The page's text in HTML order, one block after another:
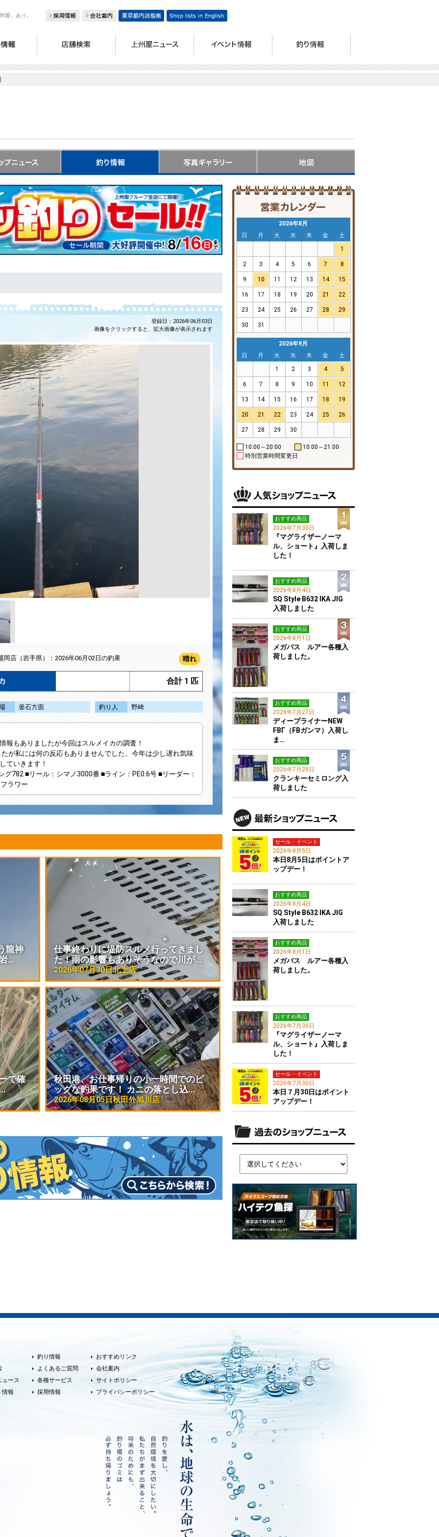
屋」あり。
登録日：2026年06月03日
画像をクリックすると、拡大画像が表示されます
岡店（岩手県）：2026年06月02日の釣果 晴れ
合計 1 匹
釜石方面 釣り人 野崎
報もありましたが今回はスルメイカの調査！
が私には何の反応もありませんでした。今年は少し遅れ気味
ていきます！
グ782 ■リール ：シマノ3000番 ■ライン ：PE0.6号■リーダー ：
ラワー
龍神
…
仕事終わりに堤防スルメ行ってきまし
た！雨の影響もありそうなので川が…
2026年07月30日北上店
で確
秋田港、お仕事帰りの小一時間でのビ
ッグな釣果です！ カニの落とし込…
2026年08月05日秋田外旭川店
2026年8月
日
月 火 水 木 金
土
1
2 3 4 5 6 7 8
9 10 11 12 13 14 15
16 17 18 19 20 21 22
23 24 25 26 27 28 29
30 31
2026年9月
日
月 火 水 木 金
土
1
2 3 4 5
6 7 8 9 10 11 12
13 14 15 16 17 18 19
20 21 22 23 24 25 26
27 28 29 30
10:00～20:00
10:00～21:00
特別営業時間変更日
おすすめ商品
2026年7月30日
『マグライザーノーマ
ル、ショート』入荷しま
した！
おすすめ商品
2026年8月4日
SQ Style B632 IKA JIG
入荷しました
おすすめ商品
2026年8月1日
メガバス ルアー各種入
荷しました。
おすすめ商品
2026年7月27日
ディープライナーNEW
FBΓ（FBガンマ）入荷し
ま…
おすすめ商品
2026年7月28日
クランキーセミロング入
荷しました
セール・イベント
2026年8月5日
本日8月5日はポイントア
ップデー！
おすすめ商品
2026年8月4日
SQ Style B632 IKA JIG
入荷しました
おすすめ商品
2026年8月1日
メガバス ルアー各種入
荷しました。
おすすめ商品
2026年7月30日
『マグライザーノーマ
ル、ショート』入荷しま
した！
セール・イベント
2026年7月30日
本日７月30日はポイント
アップデー！
ュース
情報
釣り情報
よくあるご質問
各種サービス
採用情報
おすすめリンク
会社案内
サイトポリシー
プライバシーポリシー